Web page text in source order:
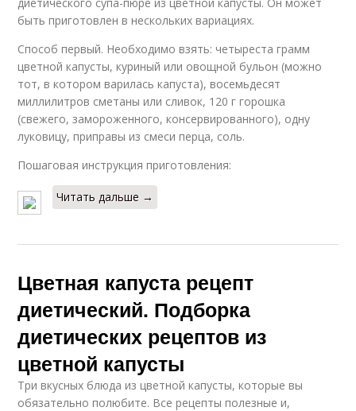
быть приготовлен в нескольких вариациях.
Способ первый. Необходимо взять: четыреста грамм
цветной капусты, куриный или овощной бульон (можно
тот, в котором варилась капуста), восемьдесят
миллилитров сметаны или сливок, 120 г горошка
(свежего, замороженного, консервированного), одну
луковицу, приправы из смеси перца, соль.
Пошаговая инструкция приготовления:
Читать дальше →
Цветная капуста рецепт
диетический. Подборка
диетических рецептов из
цветной капусты
Три вкусных блюда из цветной капусты, которые вы
обязательно полюбите. Все рецепты полезные и,